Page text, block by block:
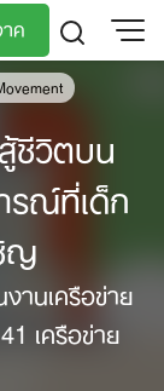
ค
TH
ชีวิตบน
ณ์ที่เด็ก
ญ
านเครือข่าย
เครือข่าย